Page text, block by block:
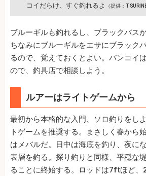
コイだらけ、すぐ釣れるよ （提供：
ブルーギルも釣れるし、ブラックバス
ちなみにブルーギルをエサにブラック
るので、覚えておくとよい。パンコイ
ので、釣具店で相談しよう。
ルアーはライトゲームから
最初から本格的な入門、ソロ釣りをし
トゲームを推奨する。まさしく春から
はメバルだ。日中は海底を釣り、夜に
表層を釣る。探り釣りと同様、平穏な
ることに終始する。ロッドは7ftほど、